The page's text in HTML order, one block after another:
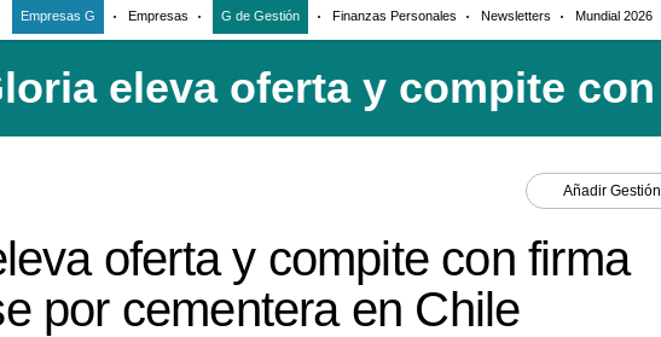
Empresas G Empresas G de Gestión Finanzas Personales Newsletters Mundial 2026
Añadir Gestión
oferta y compite con firma
por cementera en Chile